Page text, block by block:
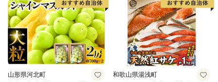
直送 】
ぶ だし漬け 煮付け ムニエル
味噌漬け 鍋物 冷凍 湯浅町 送
料無料_G7334
山形県河北町 和歌山県湯浅町